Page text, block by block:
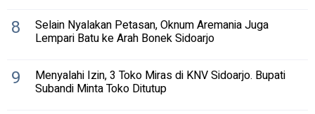
8 Selain Nyalakan Petasan, Oknum Aremania Juga
Lempari Batu ke Arah Bonek Sidoarjo
9 Menyalahi Izin, 3 Toko Miras di KNV Sidoarjo. Bupati
Subandi Minta Toko Ditutup